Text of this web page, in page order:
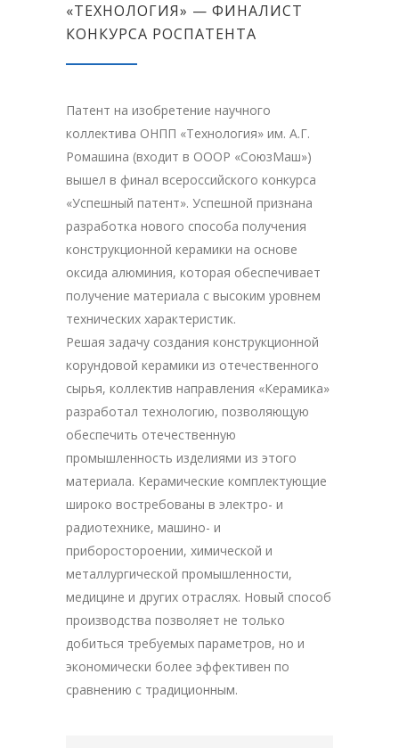
«ТЕХНОЛОГИЯ» — ФИНАЛИСТ
КОНКУРСА РОСПАТЕНТА
Патент на изобретение научного
коллектива ОНПП «Технология» им. А.Г.
Ромашина (входит в ОООР «СоюзМаш»)
вышел в финал всероссийского конкурса
«Успешный патент». Успешной признана
разработка нового способа получения
конструкционной керамики на основе
оксида алюминия, которая обеспечивает
получение материала с высоким уровнем
технических характеристик.
Решая задачу создания конструкционной
корундовой керамики из отечественного
сырья, коллектив направления «Керамика»
разработал технологию, позволяющую
обеспечить отечественную
промышленность изделиями из этого
материала. Керамические комплектующие
широко востребованы в электро- и
радиотехнике, машино- и
приборостороении, химической и
металлургической промышленности,
медицине и других отраслях. Новый способ
производства позволяет не только
добиться требуемых параметров, но и
экономически более эффективен по
сравнению с традиционным.